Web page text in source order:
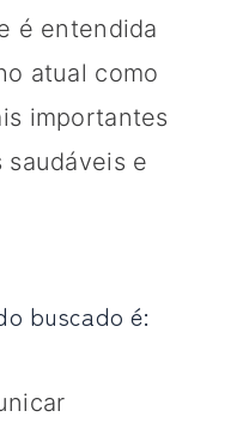
é entendida
atual como
importantes
e
buscado é: